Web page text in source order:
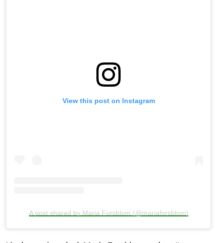
View this post on Instagram
A post shared by Maria Forsblom (@mariaforsblom)